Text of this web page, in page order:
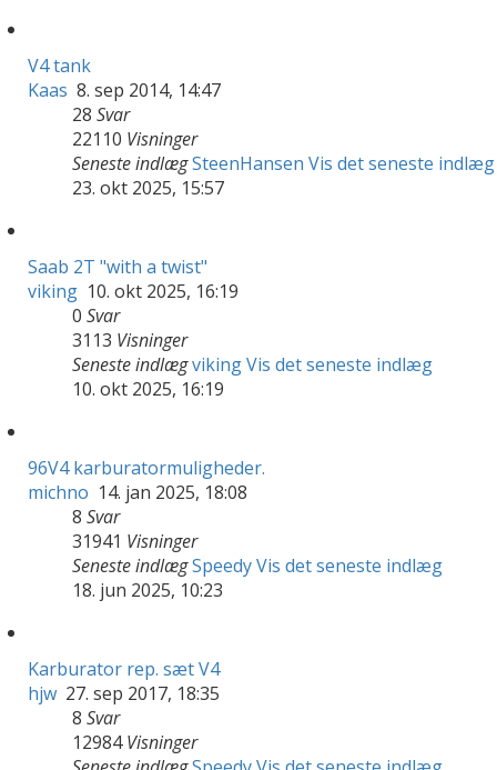
V4 tank
Kaas 8. sep 2014, 14:47
28 Svar
22110 Visninger
Seneste indlægSteenHansen Vis det seneste indlæg
23. okt 2025, 15:57
Saab 2T "with a twist"
viking 10. okt 2025, 16:19
0 Svar
3113 Visninger
Seneste indlægvikingVis det seneste indlæg
10. okt 2025, 16:19
96V4 karburatormuligheder.
michno 14. jan 2025, 18:08
8 Svar
31941 Visninger
Seneste indlægSpeedyVis det seneste indlæg
18. jun 2025, 10:23
Karburator rep. sæt V4
hjw 27. sep 2017, 18:35
8 Svar
12984Visninger